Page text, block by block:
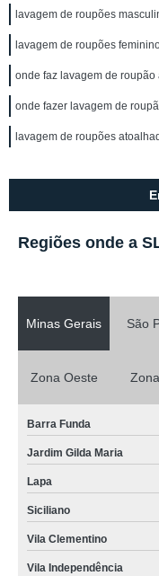
lavagem de roupões
lavagem de roupões
onde faz lavagem de
onde fazer lavagem de
lavagem de roupões
Regiões onde a
Minas Gerais São
Zona Oeste
Barra Funda
Jardim Gilda Maria
Lapa
Siciliano
Vila Clementino
Vila Independência